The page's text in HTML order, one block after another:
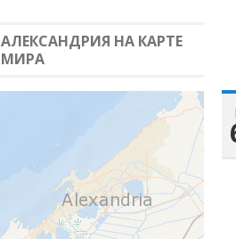
АЛЕКСАНДРИЯ НА КАРТЕ
МИРА